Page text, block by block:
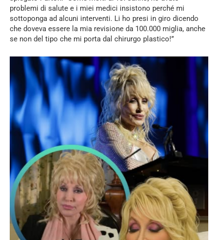
problemi di salute e i miei medici insistono perché mi
sottoponga ad alcuni interventi. Li ho presi in giro dicendo
che doveva essere la mia revisione da 100.000 miglia, anche
se non del tipo che mi porta dal chirurgo plastico!”